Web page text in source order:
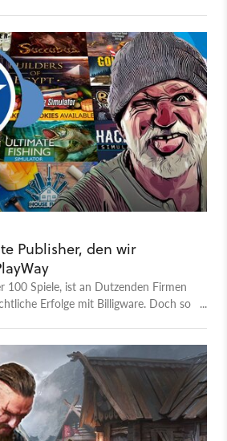
Publisher, den wir
100 Spiele, ist an Dutzenden Firmen
Erfolge mit Billigware. Doch so